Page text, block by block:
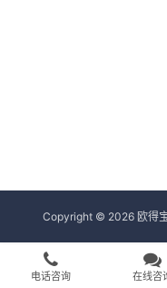
Copyright © 2026 欧得
电话咨询 在线咨